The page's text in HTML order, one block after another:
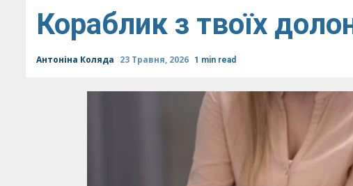
Кораблик з твоїх
Антоніна Коляда 23 Травня, 2026 1 min read